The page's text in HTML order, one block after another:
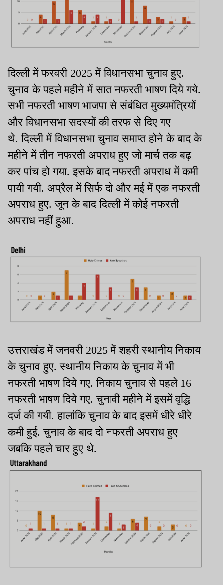
दिल्ली में फरवरी 2025 में विधानसभा चुनाव हुए.
चुनाव के पहले महीने में सात नफरती भाषण दिये गये.
सभी नफरती भाषण भाजपा से संबंधित मुख्यमंत्रियों
और विधानसभा सदस्यों की तरफ से दिए गए
थे. दिल्ली में विधानसभा चुनाव समाप्त होने के बाद के
महीने में तीन नफरती अपराध हुए जो मार्च तक बढ़
कर पांच हो गया. इसके बाद नफरती अपराध में कमी
पायी गयी. अप्रैल में सिर्फ दो और मई में एक नफरती
अपराध हुए. जून के बाद दिल्ली में कोई नफरती
अपराध नहीं हुआ.
उत्तराखंड में जनवरी 2025 में शहरी स्थानीय निकाय
के चुनाव हुए. स्थानीय निकाय के चुनाव में भी
नफरती भाषण दिये गए. निकाय चुनाव से पहले 16
नफरती भाषण दिये गए. चुनावी महीने में इसमें वृद्धि
दर्ज की गयी. हालांकि चुनाव के बाद इसमें धीरे धीरे
कमी हुई. चुनाव के बाद दो नफरती अपराध हुए
जबकि पहले चार हुए थे.